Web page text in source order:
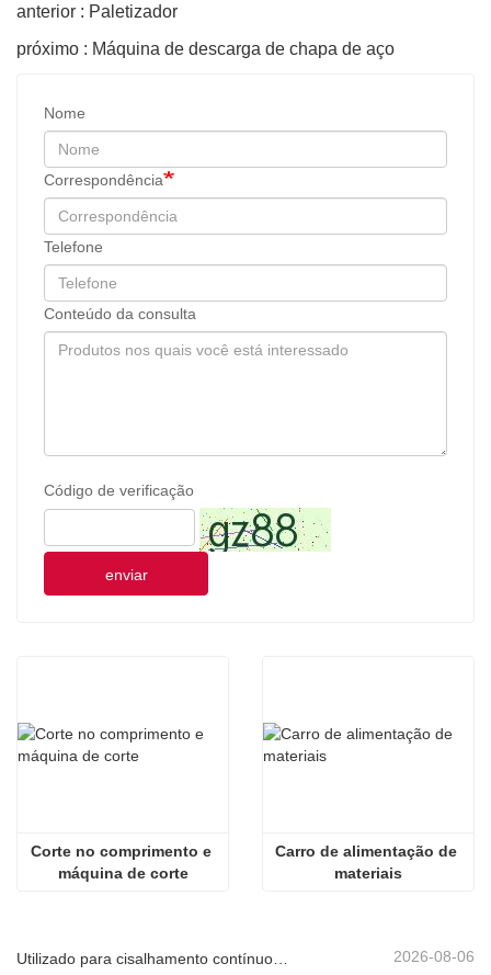
anterior : Paletizador
próximo : Máquina de descarga de chapa de aço
Nome
Correspondência
Telefone
Conteúdo da consulta
Código de verificação
enviar
Corte no comprimento e
máquina de corte
Carro de alimentação de
materiais
2026-08-06